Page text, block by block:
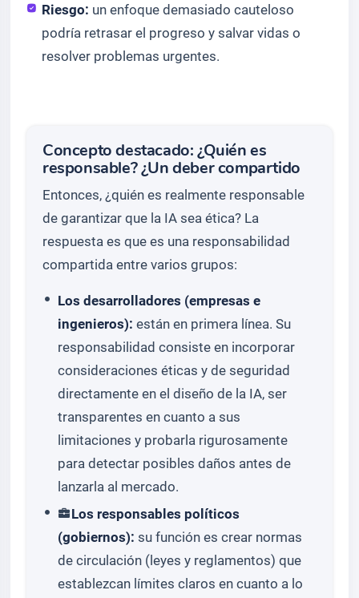
Riesgo: un enfoque demasiado cauteloso
podría retrasar el progreso y salvar vidas o
resolver problemas urgentes.
Concepto destacado: ¿Quién es
responsable? ¿Un deber compartido
Entonces, ¿quién es realmente responsable
de garantizar que la IA sea ética? La
respuesta es que es una responsabilidad
compartida entre varios grupos:
Los desarrolladores (empresas e
ingenieros): están en primera línea. Su
responsabilidad consiste en incorporar
consideraciones éticas y de seguridad
directamente en el diseño de la IA, ser
transparentes en cuanto a sus
limitaciones y probarla rigurosamente
para detectar posibles daños antes de
lanzarla al mercado.
Los responsables políticos
(gobiernos): su función es crear normas
de circulación (leyes y reglamentos) que
establezcan límites claros en cuanto a lo